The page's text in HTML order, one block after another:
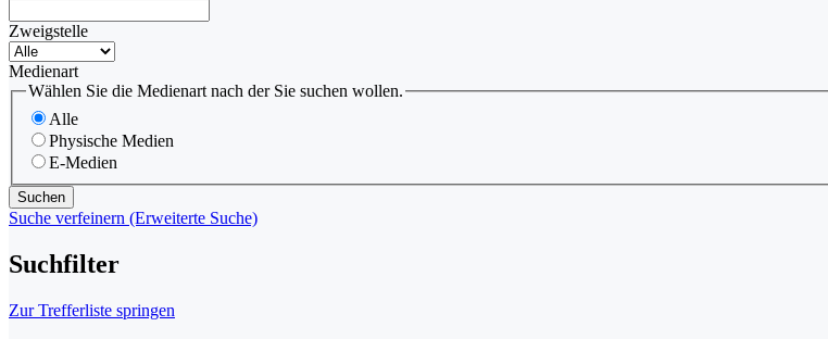
Zweigstelle
Medienart
Wählen Sie die Medienart nach der Sie suchen wollen.
Alle
Physische Medien
E-Medien
Suche verfeinern (Erweiterte Suche)
Suchfilter
Zur Trefferliste springen